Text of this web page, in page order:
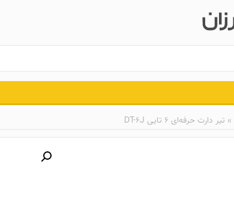
» تیر دارت حرفه‌ای ۶ تایی DT-6J